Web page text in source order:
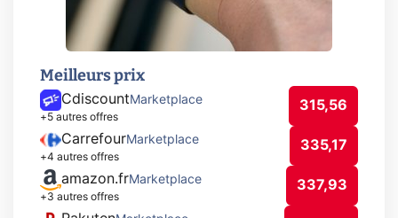
Meilleurs prix
Cdiscount Marketplace
+5 autres offres
315,56
CarrefourMarketplace
+4 autres offres
335,17
amazon.frMarketplace
+3 autres offres
337,93